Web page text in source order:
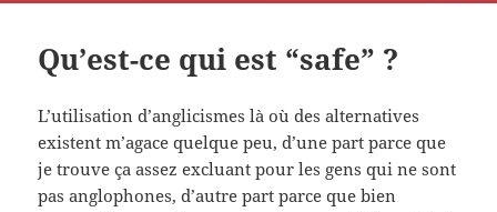
Qu’est-ce qui est “safe” ?
L’utilisation d’anglicismes là où des alternatives
existent m’agace quelque peu, d’une part parce que
je trouve ça assez excluant pour les gens qui ne sont
pas anglophones, d’autre part parce que bien